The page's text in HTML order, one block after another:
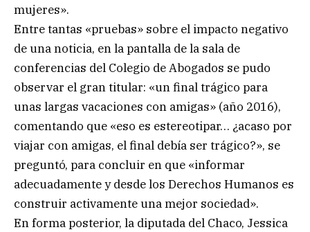
mujeres».
Entre tantas «pruebas» sobre el impacto negativo
de una noticia, en la pantalla de la sala de
conferencias del Colegio de Abogados se pudo
observar el gran titular: «un final trágico para
unas largas vacaciones con amigas» (año 2016),
comentando que «eso es estereotipar… ¿acaso por
viajar con amigas, el final debía ser trágico?», se
preguntó, para concluir en que «informar
adecuadamente y desde los Derechos Humanos es
construir activamente una mejor sociedad».
En forma posterior, la diputada del Chaco, Jessica